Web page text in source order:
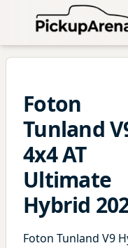
Foton
Tunland
4x4 AT
Ultimate
Hybrid
Foton Tunland V9